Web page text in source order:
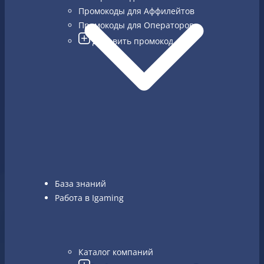
Промокоды для Аффилейтов
Промокоды для Операторов
Добавить промокод
Каталог компаний
База знаний
Работа в Igaming
Поиск по сайту...
RU
#creatives
прелендинги и видео лучше всего конвертят в